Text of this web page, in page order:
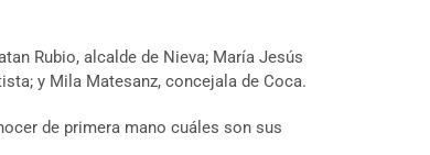
Rubio, alcalde de Nieva; María Jesús
y Mila Matesanz, concejala de Coca.
de primera mano cuáles son sus